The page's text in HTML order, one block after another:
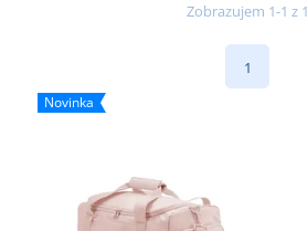
Zobrazujem 1-1 z 1
1
Novinka